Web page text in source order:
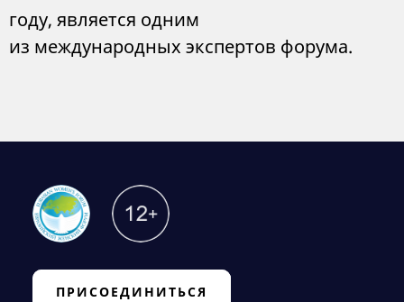
году, является одним
из международных экспертов форума.
ПРИСОЕДИНИТЬСЯ